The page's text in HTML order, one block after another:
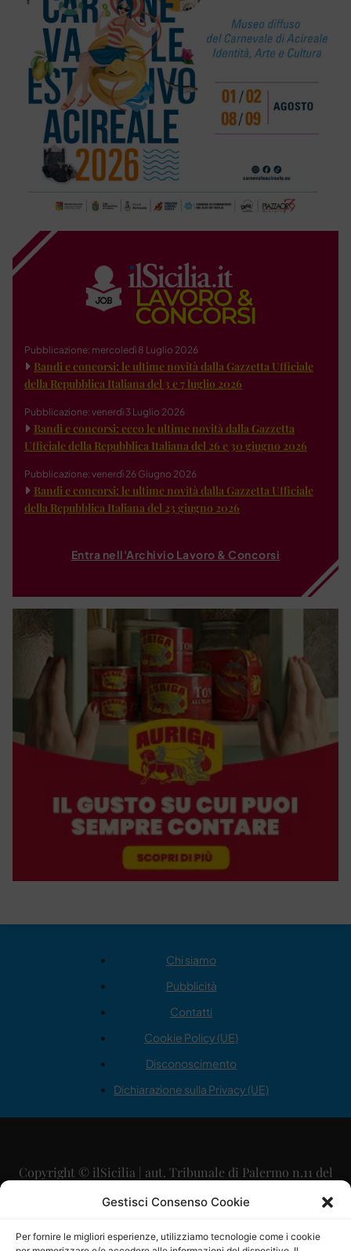
Gestisci Consenso Cookie
Per fornire le migliori esperienze, utilizziamo tecnologie come i cookie
Pubblicazione: mercoledì 8 Luglio 2026
Bandi e concorsi: le ultime novità dalla Gazzetta Ufficiale
della Repubblica Italiana del 3 e 7 luglio 2026
Pubblicazione: venerdì 3 Luglio 2026
Bandi e concorsi: ecco le ultime novità dalla Gazzetta
Ufficiale della Repubblica Italiana del 26 e 30 giugno 2026
Pubblicazione: venerdì 26 Giugno 2026
Bandi e concorsi: le ultime novità dalla Gazzetta Ufficiale
della Repubblica Italiana del 23 giugno 2026
Entra nell'Archivio Lavoro & Concorsi
Chi siamo
Pubblicità
Contatti
Cookie Policy (UE)
Disconoscimento
Dichiarazione sulla Privacy (UE)
Copyright © ilSicilia | aut. Tribunale di Palermo n.11 del
29/09/2015